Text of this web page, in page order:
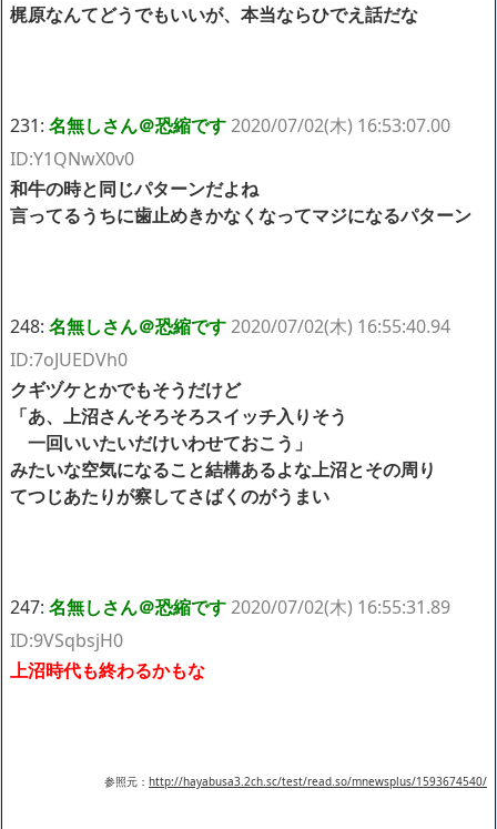
梶原なんてどうでもいいが、本当ならひでえ話だな
231: 名無しさん＠恐縮です2020/07/02(木) 16:53:07.00
ID:Y1QNwX0v0
和牛の時と同じパターンだよね
言ってるうちに歯止めきかなくなってマジになるパターン
248: 名無しさん＠恐縮です2020/07/02(木) 16:55:40.94
ID:7oJUEDVh0
クギヅケとかでもそうだけど
「あ、上沼さんそろそろスイッチ入りそう
一回いいたいだけいわせておこう」
みたいな空気になること結構あるよな上沼とその周り
てつじあたりが察してさばくのがうまい
247: 名無しさん＠恐縮です2020/07/02(木) 16:55:31.89
ID:9VSqbsjH0
上沼時代も終わるかもな
参照元： http://hayabusa3.2ch.sc/test/read.so/mnewsplus/1593674540/